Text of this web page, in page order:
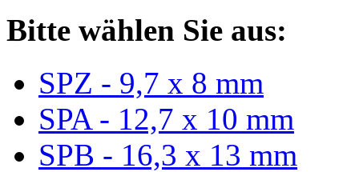
Bitte wählen Sie aus:
SPZ - 9,7 x 8 mm
SPA - 12,7 x 10 mm
SPB - 16,3 x 13 mm